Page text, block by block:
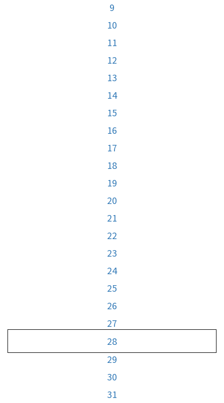
9
10
11
12
13
14
15
16
17
18
19
20
21
22
23
24
25
26
27
28
29
30
31